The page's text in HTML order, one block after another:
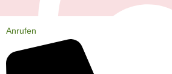
Anrufen